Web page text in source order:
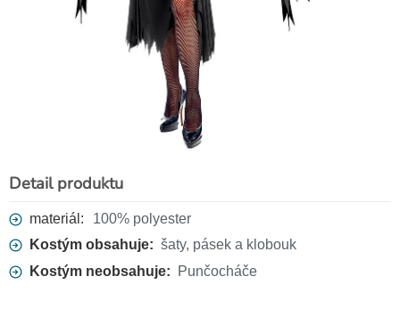
99 Kč
Detail produktu
materiál:
100% polyester
Kostým obsahuje: šaty, pásek a klobouk
Kostým neobsahuje:
Punčocháče